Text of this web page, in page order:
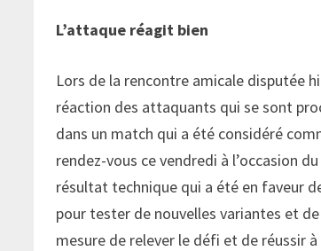
L’attaque réagit bien
Lors de la rencontre amicale disputée
réaction des attaquants qui se sont
dans un match qui a été considéré
rendez-vous ce vendredi à l’occasion
résultat technique qui a été en faveur
pour tester de nouvelles variantes et
mesure de relever le défi et de réussir